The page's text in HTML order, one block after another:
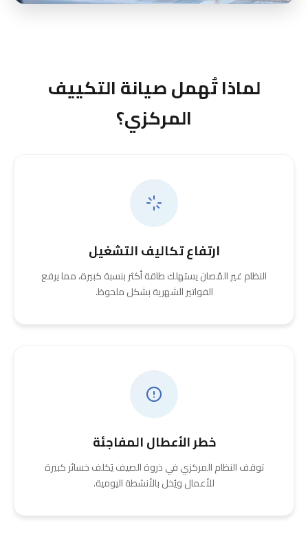
لماذا تُهمل صيانة التكييف
المركزي؟
ارتفاع تكاليف التشغيل
النظام غير المُصان يستهلك طاقة أكثر بنسبة كبيرة، مما يرفع
الفواتير الشهرية بشكل ملحوظ.
خطر الأعطال المفاجئة
توقف النظام المركزي في ذروة الصيف يُكلف خسائر كبيرة
للأعمال ويُخل بالأنشطة اليومية.